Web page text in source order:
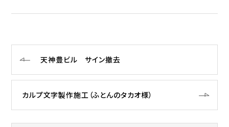
天神豊ビル サイン撤去
カルプ文字製作施工（ふとんのタカオ様）